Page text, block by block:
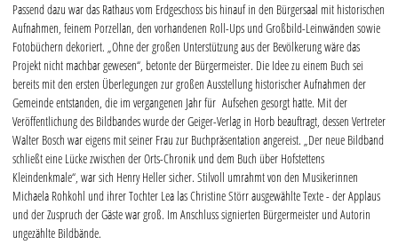
Passend dazu war das Rathaus vom Erdgeschoss bis hinauf in den Bürgersaal mit historischen
Aufnahmen, feinem Porzellan, den vorhandenen Roll-Ups und Großbild-Leinwänden sowie
Fotobüchern dekoriert. „Ohne der großen Unterstützung aus der Bevölkerung wäre das
Projekt nicht machbar gewesen“, betonte der Bürgermeister. Die Idee zu einem Buch sei
bereits mit den ersten Überlegungen zur großen Ausstellung historischer Aufnahmen der
Gemeinde entstanden, die im vergangenen Jahr für Aufsehen gesorgt hatte. Mit der
Veröffentlichung des Bildbandes wurde der Geiger-Verlag in Horb beauftragt, dessen Vertreter
Walter Bosch war eigens mit seiner Frau zur Buchpräsentation angereist. „Der neue Bildband
schließt eine Lücke zwischen der Orts-Chronik und dem Buch über Hofstettens
Kleindenkmale“, war sich Henry Heller sicher. Stilvoll umrahmt von den Musikerinnen
Michaela Rohkohl und ihrer Tochter Lea las Christine Störr ausgewählte Texte - der Applaus
und der Zuspruch der Gäste war groß. Im Anschluss signierten Bürgermeister und Autorin
ungezählte Bildbände.